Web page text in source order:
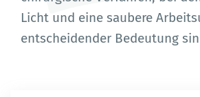
Licht und eine saubere
entscheidender Bedeutung